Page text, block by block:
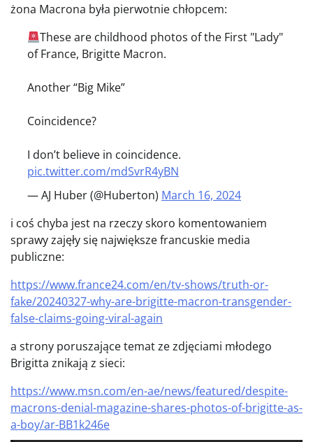
żona Macrona była pierwotnie chłopcem:
These are childhood photos of the First "Lady"
of France, Brigitte Macron.
Another “Big Mike”
Coincidence?
I don’t believe in coincidence.
pic.twitter.com/mdSvrR4yBN
— AJ Huber (@Huberton) March 16, 2024
i coś chyba jest na rzeczy skoro komentowaniem
sprawy zajęły się największe francuskie media
publiczne:
https://www.france24.com/en/tv-shows/truth-or-
fake/20240327-why-are-brigitte-macron-transgender-
false-claims-going-viral-again
a strony poruszające temat ze zdjęciami młodego
Brigitta znikają z sieci:
https://www.msn.com/en-ae/news/featured/despite-
macrons-denial-magazine-shares-photos-of-brigitte-as-
a-boy/ar-BB1k246e